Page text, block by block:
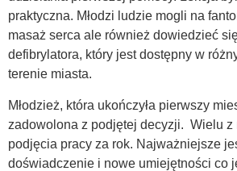
praktyczna. Młodzi ludzie mogli na
masaż serca ale również dowiedzieć
defibrylatora, który jest dostępny w
terenie miasta.
Młodzież, która ukończyła pierwszy
zadowolona z podjętej decyzji. Wielu z
podjęcia pracy za rok. Najważniejsze
doświadczenie i nowe umiejętności co